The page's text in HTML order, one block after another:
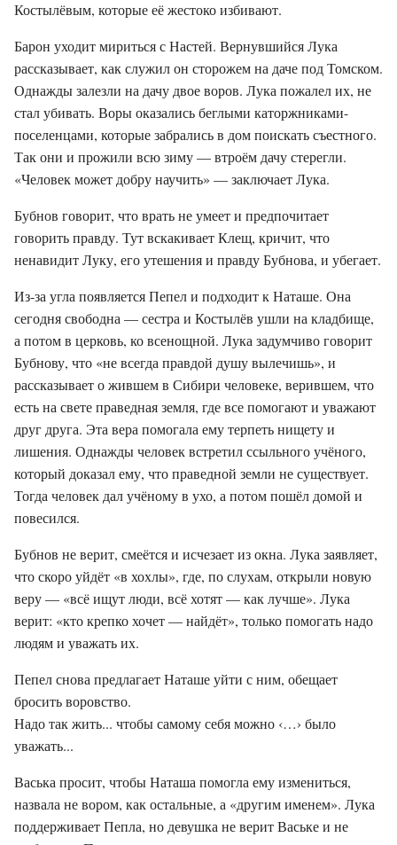
Костылёвым, которые её жестоко избивают.
Барон уходит мириться с Настей. Вернувшийся Лука
рассказывает, как служил он сторожем на даче под Томском.
Однажды залезли на дачу двое воров. Лука пожалел их, не
стал убивать. Воры оказались беглыми каторжниками-
поселенцами, которые забрались в дом поискать съестного.
Так они и прожили всю зиму — втроём дачу стерегли.
«Человек может добру научить» — заключает Лука.
Бубнов говорит, что врать не умеет и предпочитает
говорить правду. Тут вскакивает Клещ, кричит, что
ненавидит Луку, его утешения и правду Бубнова, и убегает.
Из-за угла появляется Пепел и подходит к Наташе. Она
сегодня свободна — сестра и Костылёв ушли на кладбище,
а потом в церковь, ко всенощной. Лука задумчиво говорит
Бубнову, что «не всегда правдой душу вылечишь», и
рассказывает о жившем в Сибири человеке, верившем, что
есть на свете праведная земля, где все помогают и уважают
друг друга. Эта вера помогала ему терпеть нищету и
лишения. Однажды человек встретил ссыльного учёного,
который доказал ему, что праведной земли не существует.
Тогда человек дал учёному в ухо, а потом пошёл домой и
повесился.
Бубнов не верит, смеётся и исчезает из окна. Лука заявляет,
что скоро уйдёт «в хохлы», где, по слухам, открыли новую
веру — «всё ищут люди, всё хотят — как лучше». Лука
верит: «кто крепко хочет — найдёт», только помогать надо
людям и уважать их.
Пепел снова предлагает Наташе уйти с ним, обещает
бросить воровство.
Надо так жить... чтобы самому себя можно ‹…› было
уважать...
Васька просит, чтобы Наташа помогла ему измениться,
назвала не вором, как остальные, а «другим именем». Лука
поддерживает Пепла, но девушка не верит Ваське и не